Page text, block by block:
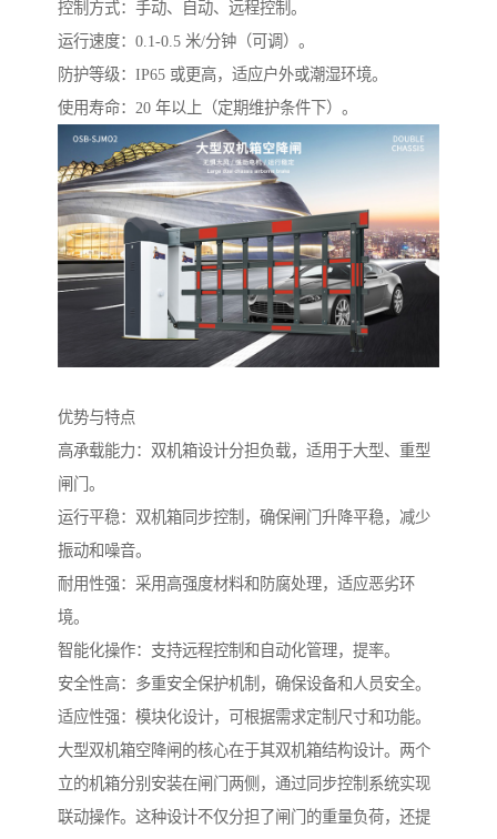
控制方式：手动、自动、远程控制。
运行速度：0.1-0.5 米/分钟（可调）。
防护等级：IP65 或更高，适应户外或潮湿环境。
使用寿命：20 年以上（定期维护条件下）。
优势与特点
高承载能力：双机箱设计分担负载，适用于大型、重型
闸门。
运行平稳：双机箱同步控制，确保闸门升降平稳，减少
振动和噪音。
耐用性强：采用高强度材料和防腐处理，适应恶劣环
境。
智能化操作：支持远程控制和自动化管理，提率。
安全性高：多重安全保护机制，确保设备和人员安全。
适应性强：模块化设计，可根据需求定制尺寸和功能。
大型双机箱空降闸的核心在于其双机箱结构设计。两个
立的机箱分别安装在闸门两侧，通过同步控制系统实现
联动操作。这种设计不仅分担了闸门的重量负荷，还提